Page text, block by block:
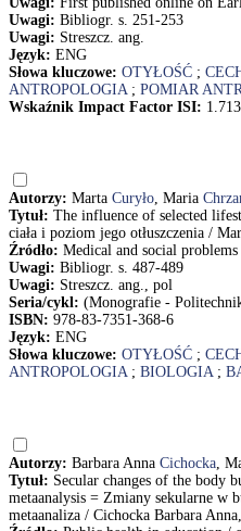
Uwagi: Bibliogr. s. 251-253
Uwagi: Streszcz. ang.
Język: ENG
Słowa kluczowe: OTYŁOŚĆ ;
ANTROPOLOGIA; POMIAR
Wskaźnik Impact Factor ISI: 1.713
Autorzy: Marta Curyło, Maria
Tytuł: The influence of selected
ciała i poziom jego otłuszczenia /
Źródło: Medical and social
Uwagi: Bibliogr. s. 487-489
Uwagi: Streszcz. ang., pol
Seria/cykl: (Monografie -
ISBN: 978-83-7351-368-6
Język: ENG
Słowa kluczowe: OTYŁOŚĆ ;
ANTROPOLOGIA; BIOLOGIA;
Autorzy: Barbara Anna Cichocka,
Tytuł: Secular changes of the body
metaanalysis = Zmiany sekularne w
metaanaliza / Cichocka Barbara